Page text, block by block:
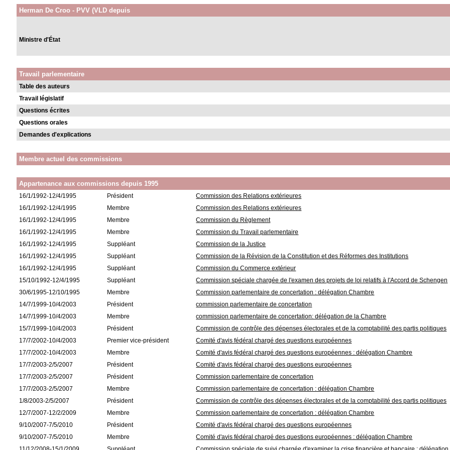
Herman De Croo - PVV (VLD depuis
Ministre d'État
Travail parlementaire
Table des auteurs
Travail législatif
Questions écrites
Questions orales
Demandes d'explications
Membre actuel des commissions
Appartenance aux commissions depuis 1995
16/1/1992-12/4/1995 Président
Commission des Relations extérieures
16/1/1992-12/4/1995
Membre
Commission des Relations extérieures
16/1/1992-12/4/1995
Membre
Commission du Règlement
16/1/1992-12/4/1995
Membre
Commission du Travail parlementaire
16/1/1992-12/4/1995
Suppléant
Commission de la Justice
16/1/1992-12/4/1995
Suppléant
Commission de la Révision de la Constitution et des Réformes des Institutions
16/1/1992-12/4/1995
Suppléant
Commission du Commerce extérieur
15/10/1992-12/4/1995
Suppléant
Commission spéciale chargée de l'examen des projets de loi relatifs à l'Accord de Schengen
30/6/1995-12/10/1995
Membre
Commission parlementaire de concertation : délégation Chambre
14/7/1999-10/4/2003
Président
commission parlementaire de concertation
14/7/1999-10/4/2003
Membre
commission parlementaire de concertation: délégation de la Chambre
15/7/1999-10/4/2003
Président
Commission de contrôle des dépenses électorales et de la comptabilité des partis politiques
17/7/2002-10/4/2003
Premier vice-président
Comité d'avis fédéral chargé des questions européennes
17/7/2002-10/4/2003
Membre
Comité d'avis fédéral chargé des questions européennes : délégation Chambre
17/7/2003-2/5/2007
Président
Comité d'avis fédéral chargé des questions européennes
17/7/2003-2/5/2007
Président
Commission parlementaire de concertation
17/7/2003-2/5/2007
Membre
Commission parlementaire de concertation : délégation Chambre
1/8/2003-2/5/2007
Président
Commission de contrôle des dépenses électorales et de la comptabilité des partis politiques
12/7/2007-12/2/2009
Membre
Commission parlementaire de concertation : délégation Chambre
9/10/2007-7/5/2010
Président
Comité d'avis fédéral chargé des questions européennes
9/10/2007-7/5/2010
Membre
Comité d'avis fédéral chargé des questions européennes : délégation Chambre